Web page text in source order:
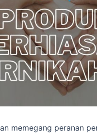
memegang peranan